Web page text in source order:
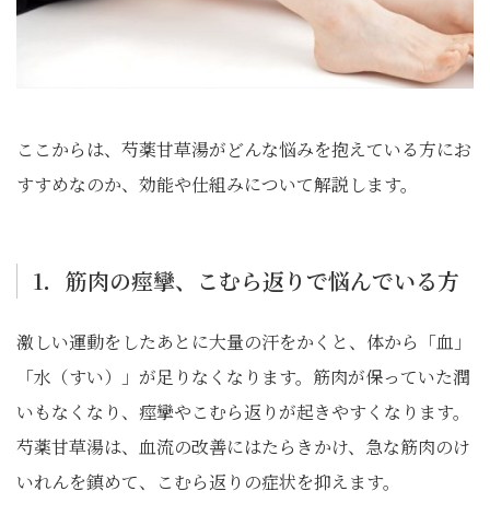
ここからは、芍薬甘草湯がどんな悩みを抱えている方にお
すすめなのか、効能や仕組みについて解説します。
1．筋肉の痙攣、こむら返りで悩んでいる方
激しい運動をしたあとに大量の汗をかくと、体から「血」
「水（すい）」が足りなくなります。筋肉が保っていた潤
いもなくなり、痙攣やこむら返りが起きやすくなります。
芍薬甘草湯は、血流の改善にはたらきかけ、急な筋肉のけ
いれんを鎮めて、こむら返りの症状を抑えます。